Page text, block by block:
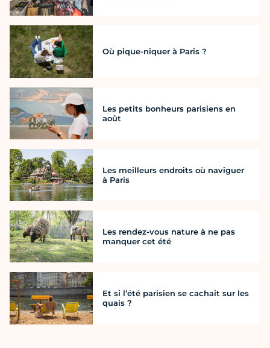
Où pique-niquer à Paris ?
Les petits bonheurs parisiens en
août
Les meilleurs endroits où naviguer
à Paris
Les rendez-vous nature à ne pas
manquer cet été
Et si l’été parisien se cachait sur les
quais ?